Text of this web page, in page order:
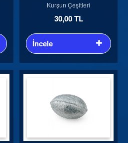
Kurşun Çeşitleri
30,00 TL
İncele